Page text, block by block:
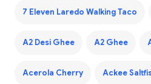
7 Eleven Laredo Walking Taco
A2 Desi Ghee A2 Ghee
Acerola Cherry Ackee